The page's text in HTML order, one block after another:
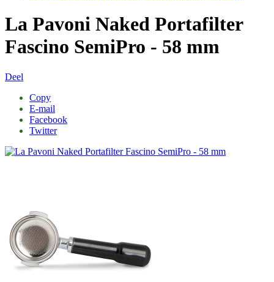
La Pavoni Naked Portafilter
Fascino SemiPro - 58 mm
Deel
Copy
E-mail
Facebook
Twitter